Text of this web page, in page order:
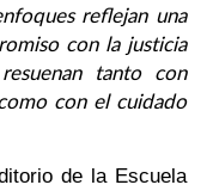
reflejan una
con la justicia
tanto con
con el cuidado
de la Escuela